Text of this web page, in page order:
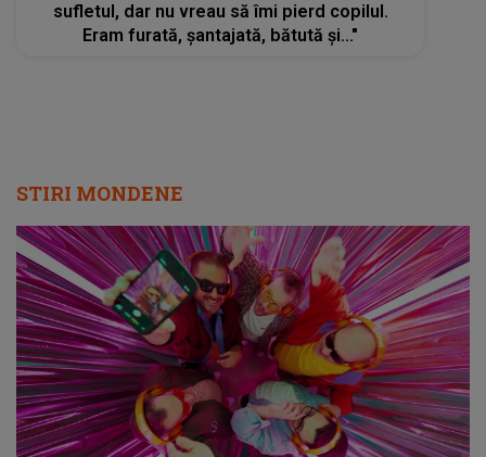
sufletul, dar nu vreau să îmi pierd copilul.
Eram furată, șantajată, bătută și..."
STIRI MONDENE